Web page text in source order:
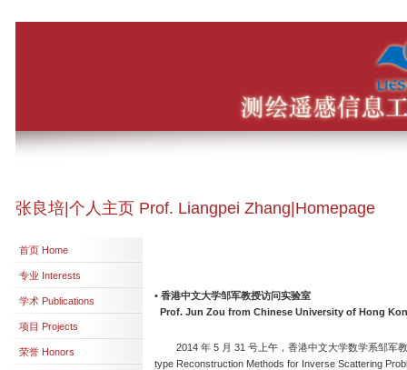
张良培|个人主页 Prof. Liangpei Zhang|Homepage
首页 Home
专业 Interests
学术 Publications
项目 Projects
荣誉 Honors
• 香港中文大学邹军教授访问实验室
Prof. Jun Zou from Chinese University of Hong
2014 年 5 月 31 号上午，香港中文大学数学系邹军教
type Reconstruction Methods for Inverse Scattering